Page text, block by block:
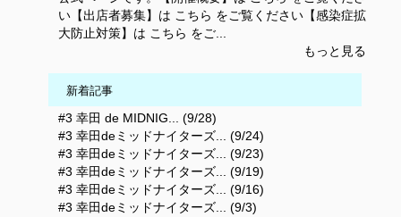
い【出店者募集】は こちら をご覧ください【感染症拡
大防止対策】は こちら をご...
もっと見る
新着記事
#3 幸田 de MIDNIG... (9/28)
#3 幸田deミッドナイターズ... (9/24)
#3 幸田deミッドナイターズ... (9/23)
#3 幸田deミッドナイターズ... (9/19)
#3 幸田deミッドナイターズ... (9/16)
#3 幸田deミッドナイターズ... (9/3)